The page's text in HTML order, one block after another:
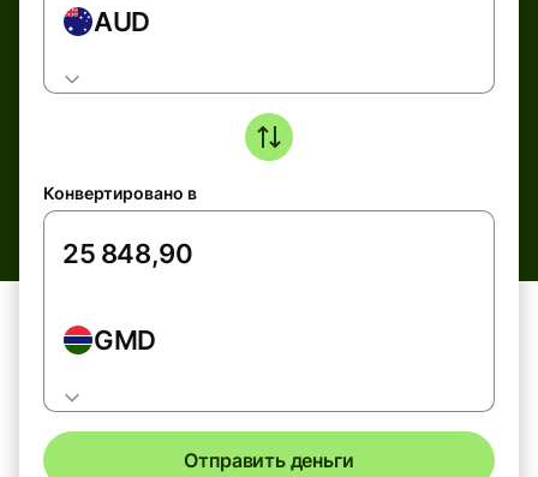
AUD
Конвертировано в
GMD
Отправить деньги